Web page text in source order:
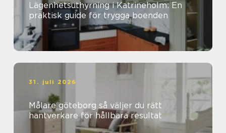
Lägenhetsuthyrning i Katrineholm: En
praktisk guide för trygga boenden
31. juli 2026
Målare göteborg så väljer du rätt
hantverkare för hållbara resultat